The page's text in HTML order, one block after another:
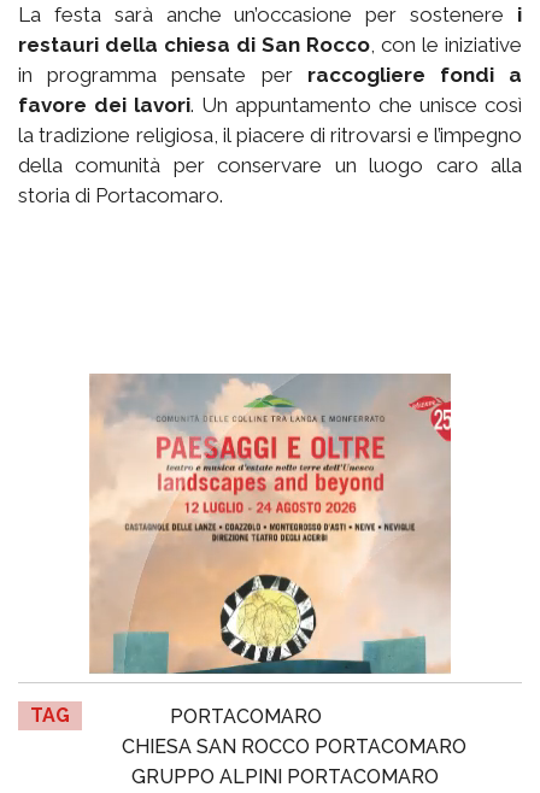
La festa sarà anche un’occasione per sostenere i
restauri della chiesa di San Rocco , con le iniziative
in programma pensate per raccogliere fondi a
favore dei lavori. Un appuntamento che unisce così
la tradizione religiosa, il piacere di ritrovarsi e l’impegno
della comunità per conservare un luogo caro alla
storia di Portacomaro.
TAG
PORTACOMARO
CHIESA SAN ROCCO PORTACOMARO
GRUPPO ALPINI PORTACOMARO